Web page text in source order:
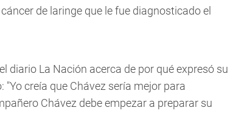
de laringe que le fue diagnosticado el
diario La Nación acerca de por qué expresó su
creía que Chávez sería mejor para
Chávez debe empezar a preparar su